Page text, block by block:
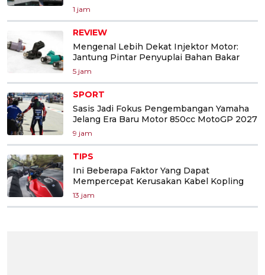
1 jam
REVIEW
Mengenal Lebih Dekat Injektor Motor:
Jantung Pintar Penyuplai Bahan Bakar
5 jam
SPORT
Sasis Jadi Fokus Pengembangan Yamaha
Jelang Era Baru Motor 850cc MotoGP 2027
9 jam
TIPS
Ini Beberapa Faktor Yang Dapat
Mempercepat Kerusakan Kabel Kopling
13 jam